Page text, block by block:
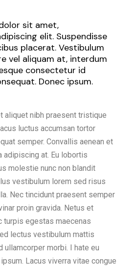
sit amet,
elit. Suspendisse
placerat. Vestibulum
vel aliquam at, interdum
consectetur id
Donec ipsum.
aliquet nibh praesent tristique
luctus accumsan tortor
semper. Convallis aenean et
adipiscing at. Eu lobortis
molestie nunc non blandit
vestibulum lorem sed risus
Nec tincidunt praesent semper
proin gravida. Netus et
turpis egestas maecenas
lectus vestibulum mattis
ullamcorper morbi. I hate eu
Lacus viverra vitae congue